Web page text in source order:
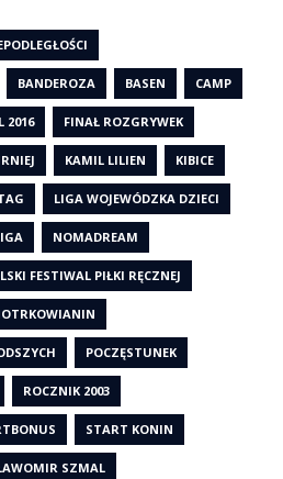
BANDEROZA BASEN CAMP
2016 FINAŁ ROZGRYWEK
KAMIL LILIEN KIBICE
LIGA WOJEWÓDZKA DZIECI
NOMADREAM
FESTIWAL PIŁKI RĘCZNEJ
POCZĘSTUNEK
ROCZNIK 2003
START KONIN
SZMAL